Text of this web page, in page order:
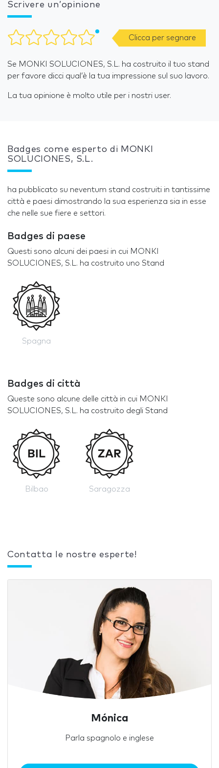
Scrivere un’opinione
Clicca per segnare
Se MONKI SOLUCIONES, S.L. ha costruito il tuo stand
per favore dicci qual’è la tua impressione sul suo lavoro.
La tua opinione è molto utile per i nostri user.
Badges come esperto di MONKI
SOLUCIONES, S.L.
ha pubblicato su neventum stand costruiti in tantissime
città e paesi dimostrando la sua esperienza sia in esse
che nelle sue fiere e settori.
Badges di paese
Questi sono alcuni dei paesi in cui MONKI
SOLUCIONES, S.L. ha costruito uno Stand
Spagna
Badges di città
Queste sono alcune delle città in cui MONKI
SOLUCIONES, S.L. ha costruito degli Stand
Bilbao Saragozza
Contatta le nostre esperte!
Mónica
Parla spagnolo e inglese